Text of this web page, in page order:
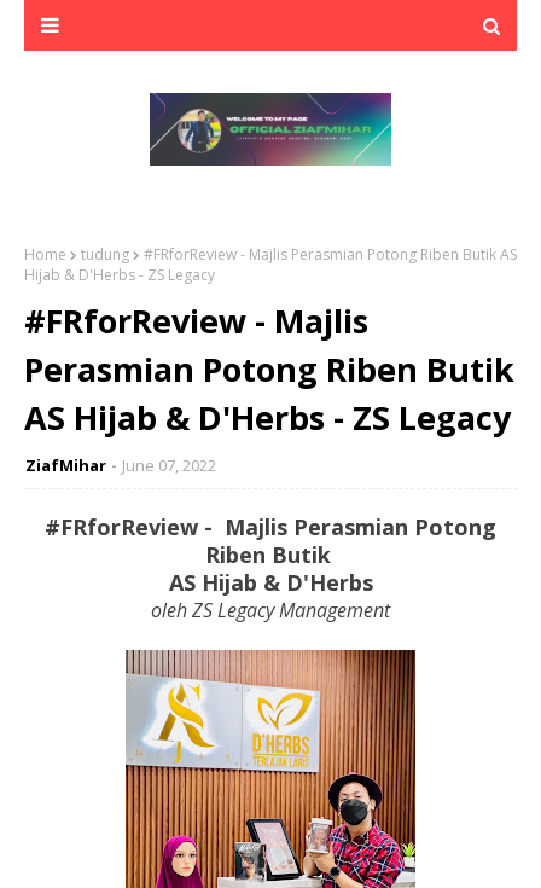
Home tudung
#FRforReview - Majlis Perasmian Potong Riben Butik AS
Hijab & D'Herbs - ZS Legacy
#FRforReview - Majlis
Perasmian Potong Riben Butik
AS Hijab & D'Herbs - ZS Legacy
ZiafMihar June 07, 2022
#FRforReview - Majlis Perasmian Potong
Riben Butik
AS Hijab & D'Herbs
oleh ZS Legacy Management